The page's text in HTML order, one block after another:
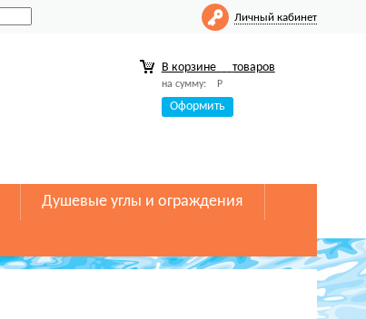
Личный кабинет
В корзине товаров
на сумму: Р
Оформить
Душевые углы и ограждения